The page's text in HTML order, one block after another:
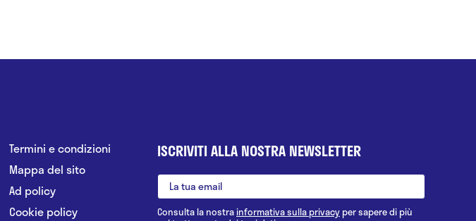
Termini e condizioni
Mappa del sito
Ad policy
Cookie policy
ISCRIVITI ALLA NOSTRA NEWSLETTER
Consulta la nostrainformativa sulla privacy per sapere di più